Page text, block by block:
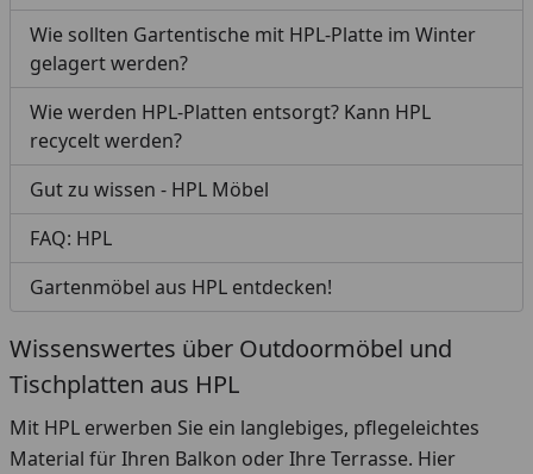
Wie sollten Gartentische mit HPL-Platte im Winter
gelagert werden?
Wie werden HPL-Platten entsorgt? Kann HPL
recycelt werden?
Gut zu wissen - HPL Möbel
FAQ: HPL
Gartenmöbel aus HPL entdecken!
Wissenswertes über Outdoormöbel und
Tischplatten aus HPL
Mit HPL erwerben Sie ein langlebiges, pflegeleichtes
Material für Ihren Balkon oder Ihre Terrasse. Hier